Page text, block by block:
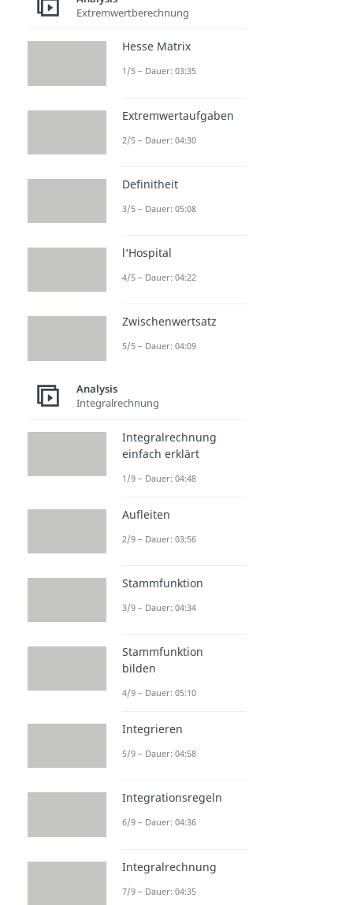
Extremwertberechnung
Hesse Matrix
1/5 – Dauer: 03:35
Extremwertaufgaben
2/5 – Dauer: 04:30
Definitheit
3/5 – Dauer: 05:08
l‘Hospital
4/5 – Dauer: 04:22
Zwischenwertsatz
5/5 – Dauer: 04:09
Analysis
Integralrechnung
Integralrechnung
einfach erklärt
1/9 – Dauer: 04:48
Aufleiten
2/9 – Dauer: 03:56
Stammfunktion
3/9 – Dauer: 04:34
Stammfunktion
bilden
4/9 – Dauer: 05:10
Integrieren
5/9 – Dauer: 04:58
Integrationsregeln
6/9 – Dauer: 04:36
Integralrechnung
7/9 – Dauer: 04:35